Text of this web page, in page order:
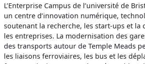
L’Enterprise Campus de l’université de
un centre d’innovation numérique,
soutenant la recherche, les start-ups et la
les entreprises. La modernisation des
des transports autour de Temple Meads
les liaisons ferroviaires, les bus et les